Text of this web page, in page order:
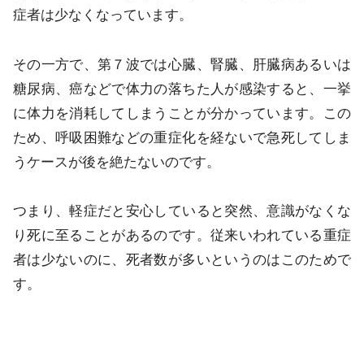
症者は少なくなっています。
その一方で、第７波では心臓、腎臓、肝臓病あるいは
糖尿病、癌などで体力の落ちた人が感染すると、一挙
に体力を消耗してしまうことが分かっています。この
ため、呼吸困難などの重症化を経ないで急死してしま
うケースが後を絶たないのです。
つまり、軽症だと安心していると突然、意識がなくな
り死に至ることがあるのです。従来いわれている重症
者は少ないのに、死者数が多いというのはこのためで
す。